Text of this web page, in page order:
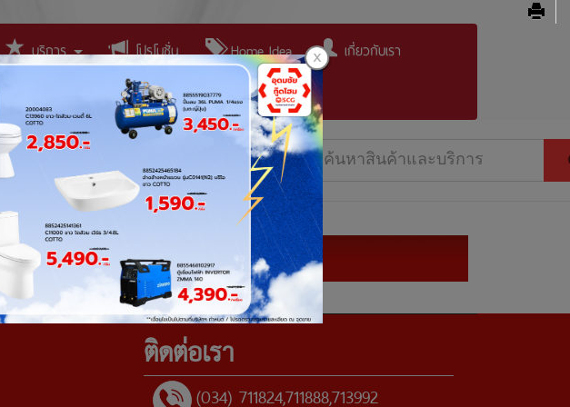
บริการ โปรโมชั่น Home Idea
เกี่ยวกับเรา
ติดต่อเรา
(034) 711824,711888,713992